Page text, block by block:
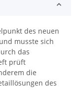
des neuen
und musste sich
das
prüft
die
des